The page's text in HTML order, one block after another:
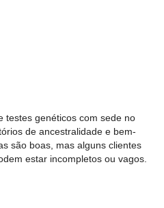
testes genéticos com sede no
de ancestralidade e bem-
são boas, mas alguns clientes
estar incompletos ou vagos.